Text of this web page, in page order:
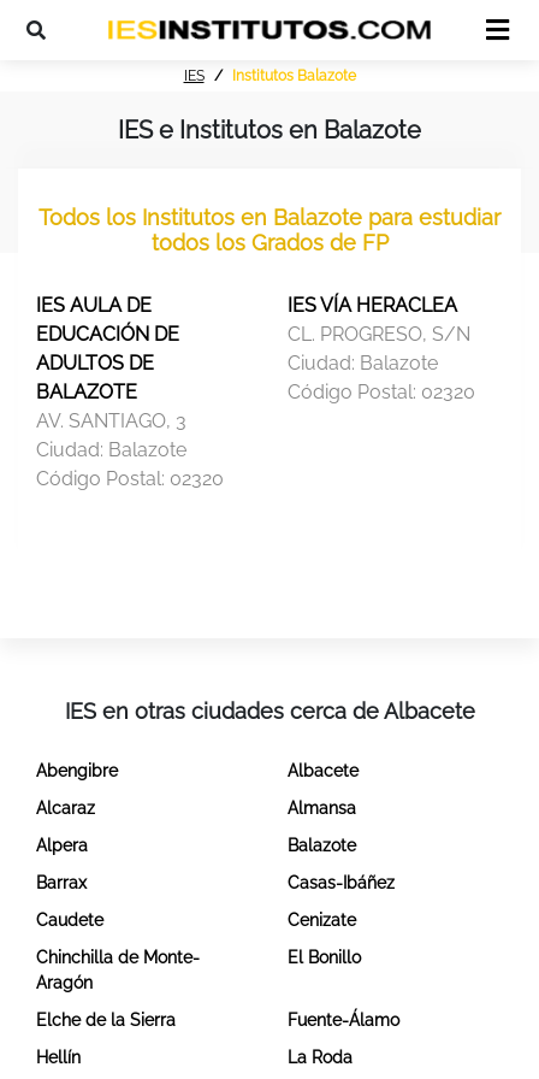
IES Institutos Balazote
IES e Institutos en Balazote
Todos los Institutos en Balazote para estudiar
todos los Grados de FP
IES AULA DE
EDUCACIÓN DE
ADULTOS DE
BALAZOTE
AV. SANTIAGO, 3
Ciudad: Balazote
Código Postal: 02320
IES VÍA HERACLEA
CL. PROGRESO, S/N
Ciudad: Balazote
Código Postal: 02320
IES en otras ciudades cerca de Albacete
Abengibre
Albacete
Alcaraz
Almansa
Alpera
Balazote
Barrax
Casas-Ibáñez
Caudete
Cenizate
Chinchilla de Monte-
Aragón
El Bonillo
Elche de la Sierra
Fuente-Álamo
Hellín
La Roda